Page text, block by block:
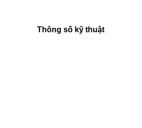
Thông số kỹ thuật